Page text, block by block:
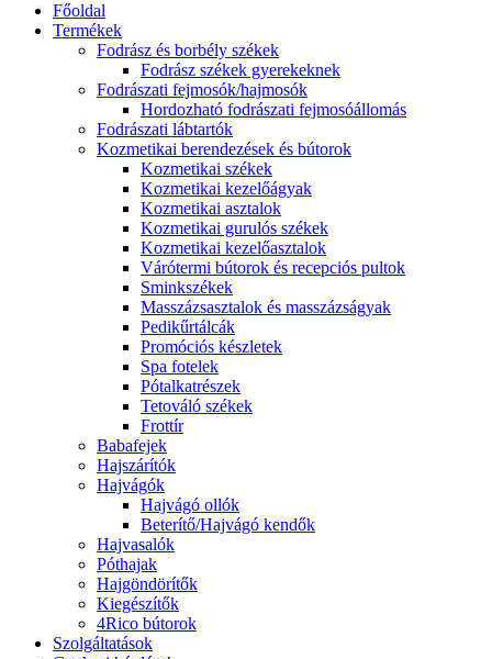
Főoldal
Termékek
Fodrász és borbély székek
Fodrász székek gyerekeknek
Fodrászati fejmosók/hajmosók
Hordozható fodrászati fejmosóállomás
Fodrászati lábtartók
Kozmetikai berendezések és bútorok
Kozmetikai székek
Kozmetikai kezelőágyak
Kozmetikai asztalok
Kozmetikai gurulós székek
Kozmetikai kezelőasztalok
Várótermi bútorok és recepciós pultok
Sminkszékek
Masszázsasztalok és masszázságyak
Pedikűrtálcák
Promóciós készletek
Spa fotelek
Pótalkatrészek
Tetováló székek
Frottír
Babafejek
Hajszárítók
Hajvágók
Hajvágó ollók
Beterítő/Hajvágó kendők
Hajvasalók
Póthajak
Hajgöndörítők
Kiegészítők
4Rico bútorok
Szolgáltatások